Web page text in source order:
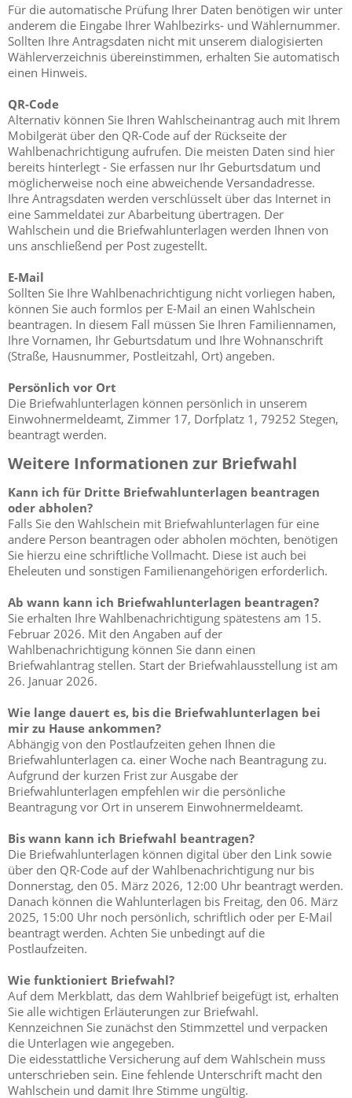
Für die automatische Prüfung Ihrer Daten benötigen wir unter
anderem die Eingabe Ihrer Wahlbezirks- und Wählernummer.
Sollten Ihre Antragsdaten nicht mit unserem dialogisierten
Wählerverzeichnis übereinstimmen, erhalten Sie automatisch
einen Hinweis.
QR-Code
Alternativ können Sie Ihren Wahlscheinantrag auch mit Ihrem
Mobilgerät über den QR-Code auf der Rückseite der
Wahlbenachrichtigung aufrufen. Die meisten Daten sind hier
bereits hinterlegt - Sie erfassen nur Ihr Geburtsdatum und
möglicherweise noch eine abweichende Versandadresse.
Ihre Antragsdaten werden verschlüsselt über das Internet in
eine Sammeldatei zur Abarbeitung übertragen. Der
Wahlschein und die Briefwahlunterlagen werden Ihnen von
uns anschließend per Post zugestellt.
E-Mail
Sollten Sie Ihre Wahlbenachrichtigung nicht vorliegen haben,
können Sie auch formlos per E-Mail an einen Wahlschein
beantragen. In diesem Fall müssen Sie Ihren Familiennamen,
Ihre Vornamen, Ihr Geburtsdatum und Ihre Wohnanschrift
(Straße, Hausnummer, Postleitzahl, Ort) angeben.
Persönlich vor Ort
Die Briefwahlunterlagen können persönlich in unserem
Einwohnermeldeamt, Zimmer 17, Dorfplatz 1, 79252 Stegen,
beantragt werden.
Weitere Informationen zur Briefwahl
Kann ich für Dritte Briefwahlunterlagen beantragen
oder abholen?
Falls Sie den Wahlschein mit Briefwahlunterlagen für eine
andere Person beantragen oder abholen möchten, benötigen
Sie hierzu eine schriftliche Vollmacht. Diese ist auch bei
Eheleuten und sonstigen Familienangehörigen erforderlich.
Ab wann kann ich Briefwahlunterlagen beantragen?
Sie erhalten Ihre Wahlbenachrichtigung spätestens am 15.
Februar 2026. Mit den Angaben auf der
Wahlbenachrichtigung können Sie dann einen
Briefwahlantrag stellen. Start der Briefwahlausstellung ist am
26. Januar 2026.
Wie lange dauert es, bis die Briefwahlunterlagen bei
mir zu Hause ankommen?
Abhängig von den Postlaufzeiten gehen Ihnen die
Briefwahlunterlagen ca. einer Woche nach Beantragung zu.
Aufgrund der kurzen Frist zur Ausgabe der
Briefwahlunterlagen empfehlen wir die persönliche
Beantragung vor Ort in unserem Einwohnermeldeamt.
Bis wann kann ich Briefwahl beantragen?
Die Briefwahlunterlagen können digital über den Link sowie
über den QR-Code auf der Wahlbenachrichtigung nur bis
Donnerstag, den 05. März 2026, 12:00 Uhr beantragt werden.
Danach können die Wahlunterlagen bis Freitag, den 06. März
2025, 15:00 Uhr noch persönlich, schriftlich oder per E-Mail
beantragt werden. Achten Sie unbedingt auf die
Postlaufzeiten.
Wie funktioniert Briefwahl?
Auf dem Merkblatt, das dem Wahlbrief beigefügt ist, erhalten
Sie alle wichtigen Erläuterungen zur Briefwahl.
Kennzeichnen Sie zunächst den Stimmzettel und verpacken
die Unterlagen wie angegeben.
Die eidesstattliche Versicherung auf dem Wahlschein muss
unterschrieben sein. Eine fehlende Unterschrift macht den
Wahlschein und damit Ihre Stimme ungültig.